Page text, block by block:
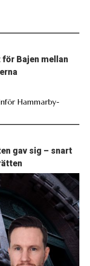
Bajen mellan
Hammarby-
gav sig – snart